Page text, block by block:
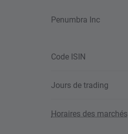
Penumbra Inc
Code ISIN
Jours de trading
Horaires des marchés